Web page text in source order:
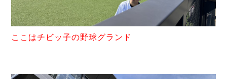
ここはチビッ子の野球グランド